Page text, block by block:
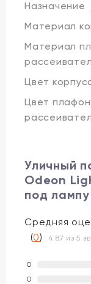
Назначение
Материал
Материал
Цвет
Цвет
Уличный
Odeon
под
Средняя
(0)4.87 из 5
0
0